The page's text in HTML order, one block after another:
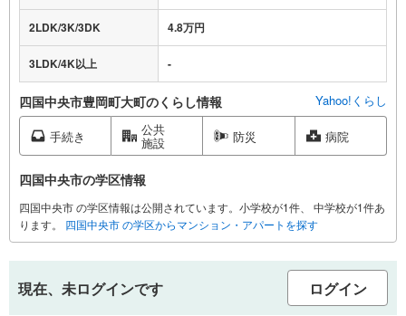
2LDK/3K/3DK 4.8万円
3LDK/4K以上 -
四国中央市豊岡町大町のくらし情報 Yahoo!くらし
手続き 公共
施設 防災 病院
四国中央市の学区情報
四国中央市 の学区情報は公開されています。小学校が1件、 中学校が1件あ
ります。
四国中央市 の学区からマンション・アパートを探す
現在、未ログインです ログイン